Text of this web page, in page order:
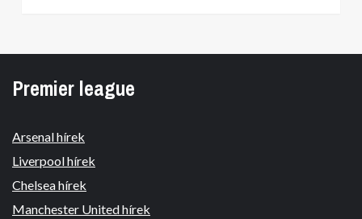
Premier league
Arsenal hírek
Liverpool hírek
Chelsea hírek
Manchester United hírek